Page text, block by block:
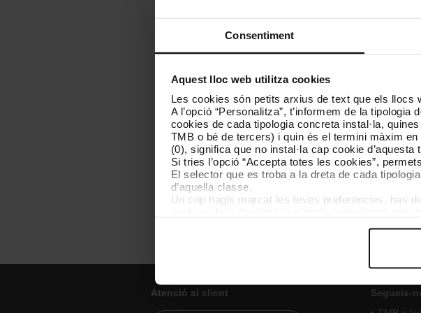
Consentiment
Aquest lloc web utilitza cookies
Les cookies són petits arxius de text que els llocs
A l’opció “Personalitza”, t’informem de la
cookies de cada tipologia concreta instal·la,
TMB o bé de tercers) i quin és el termini màxim
(0), significa que no instal·la cap cookie d’aquesta
Si tries l’opció “Accepta totes les cookies”,
El selector que es troba a la dreta de cada
d’aquella classe.
Un cop hagis marcat les teves preferències, has
començar a navegar-hi. Només pots consultar la
Atenció al client
Segueix-